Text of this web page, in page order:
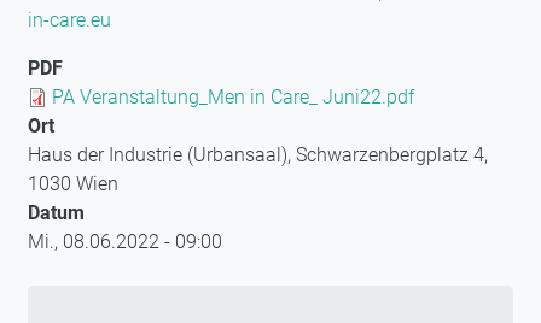
in-care.eu
PDF
Document
PA Veranstaltung_Men in Care_ Juni22.pdf
Ort
Haus der Industrie (Urbansaal), Schwarzenbergplatz 4,
1030 Wien
Datum
Mi., 08.06.2022 - 09:00